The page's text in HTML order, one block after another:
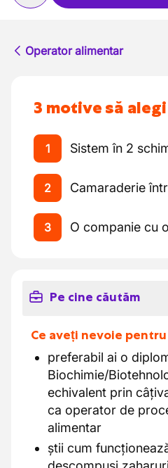
Operator alimentar
3 motive să
1 Sistem în 2
2 Camaraderie
3 O companie cu
Pe cine căutăm
Ce aveți nevoie
preferabil ai o
Biochimie/
echivalent prin
ca operator de
alimentar
știi cum